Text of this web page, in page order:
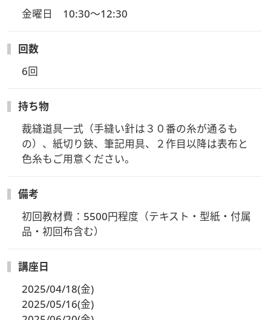
金曜日　10:30～12:30
回数
6回
持ち物
裁縫道具一式（手縫い針は３０番の糸が通るも
の）、紙切り鋏、筆記用具、２作目以降は表布と
色糸もご用意ください。
備考
初回教材費：5500円程度（テキスト・型紙・付属
品・初回布含む）
講座日
2025/04/18(金)
2025/05/16(金)